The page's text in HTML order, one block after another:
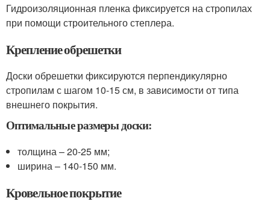
Гидроизоляционная пленка фиксируется на стропилах
при помощи строительного степлера.
Крепление обрешетки
Доски обрешетки фиксируются перпендикулярно
стропилам с шагом 10-15 см, в зависимости от типа
внешнего покрытия.
Оптимальные размеры доски:
толщина – 20-25 мм;
ширина – 140-150 мм.
Кровельное покрытие